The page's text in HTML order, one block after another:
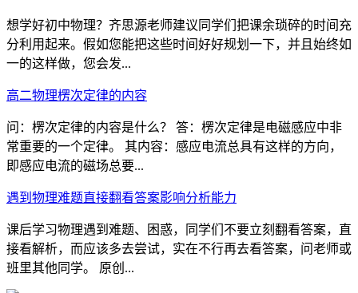
想学好初中物理？齐思源老师建议同学们把课余琐碎的时间充
分利用起来。假如您能把这些时间好好规划一下，并且始终如
一的这样做，您会发...
高二物理楞次定律的内容
问：楞次定律的内容是什么？ 答：楞次定律是电磁感应中非
常重要的一个定律。 其内容：感应电流总具有这样的方向，
即感应电流的磁场总要...
遇到物理难题直接翻看答案影响分析能力
课后学习物理遇到难题、困惑，同学们不要立刻翻看答案，直
接看解析，而应该多去尝试，实在不行再去看答案，问老师或
班里其他同学。 原创...